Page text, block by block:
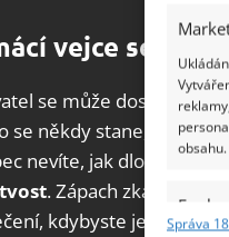
obsahu.
Funkce
Správa
vejce se
se může dostat do
se někdy stane, že
nevíte, jak dlouho v
. Zápach zkažených
kdybyste je